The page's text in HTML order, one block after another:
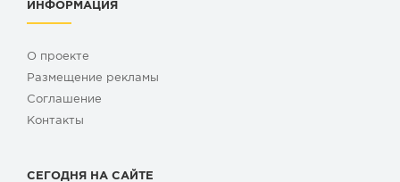
ИНФОРМАЦИЯ
О проекте
Размещение рекламы
Cоглашение
Контакты
СЕГОДНЯ НА САЙТЕ